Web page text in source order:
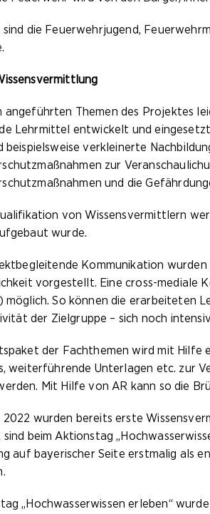
sind die Feuerwehrjugend,
angeführten Themen des Projektes
Lehrmittel entwickelt und
beispielsweise verkleinerte
zur
und die
von Wissensvermittlern
wurde.
Kommunikation
vorgestellt. Eine cross-mediale
möglich. So können die erarbeiteten
der Zielgruppe – sich noch
der Fachthemen wird mit Hilfe
weiterführende Unterlagen etc. zur
Mit Hilfe von AR kann so die
2022 wurden bereits erste
sind beim Aktionstag
auf bayerischer Seite erstmalig als
„Hochwasserwissen erleben“